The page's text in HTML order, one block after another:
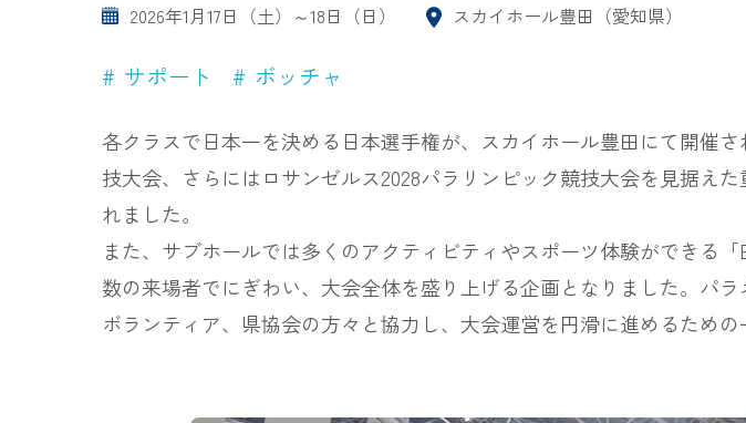
2026年1月17日（土）～18日（日） スカイホール豊田（愛知県）
サポート ボッチャ
各クラスで日本一を決める日本選手権が、スカイホール豊田にて開催
技大会、さらにはロサンゼルス2028パラリンピック競技大会を見据え
れました。
また、サブホールでは多くのアクティビティやスポーツ体験ができる
数の来場者でにぎわい、大会全体を盛り上げる企画となりました。パ
ボランティア、県協会の方々と協力し、大会運営を円滑に進めるための